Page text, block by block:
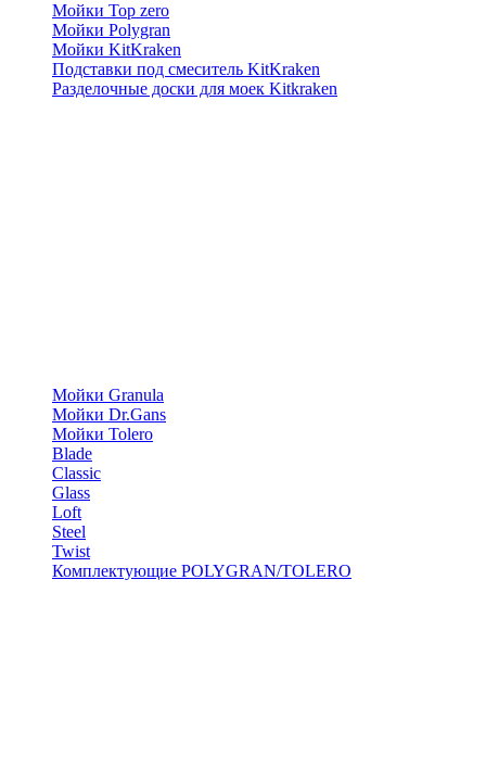
Мойки Top zero
Мойки Polygran
Мойки KitKraken
Подставки под смеситель KitKraken
Разделочные доски для моек Kitkraken
Мойки Granula
Мойки Dr.Gans
Мойки Tolero
Blade
Classic
Glass
Loft
Steel
Twist
Комплектующие POLYGRAN/TOLERO